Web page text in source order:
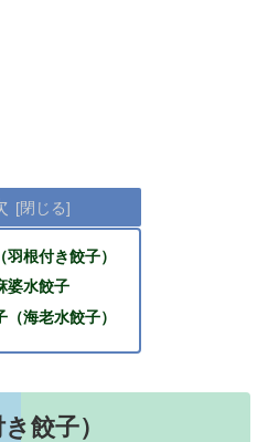
羽根付き餃子）
婆水餃子
（海老水餃子）
餃子）